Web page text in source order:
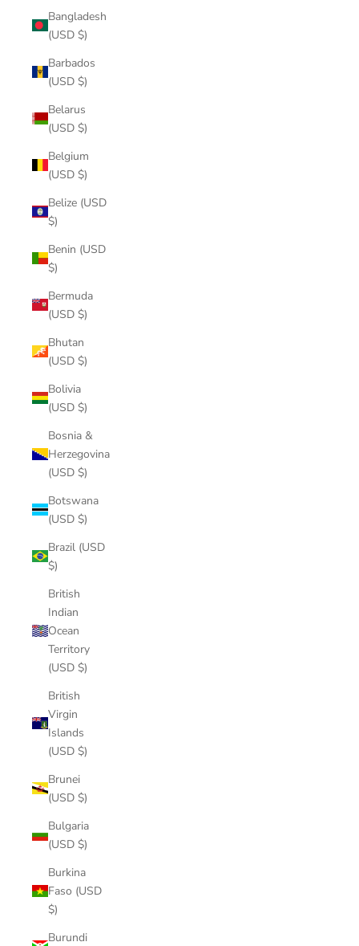
Bangladesh
(USD $)
Barbados
(USD $)
Belarus
(USD $)
Belgium
(USD $)
Belize (USD
$)
Benin (USD
$)
Bermuda
(USD $)
Bhutan
(USD $)
Bolivia
(USD $)
Bosnia &
Herzegovina
(USD $)
Botswana
(USD $)
Brazil (USD
$)
British
Indian
Ocean
Territory
(USD $)
British
Virgin
Islands
(USD $)
Brunei
(USD $)
Bulgaria
(USD $)
Burkina
Faso (USD
$)
Burundi